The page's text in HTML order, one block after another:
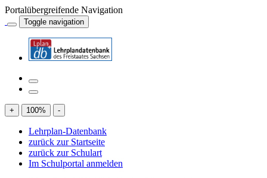
Portalübergreifende Navigation
Toggle navigation
+ 100% -
Lehrplan-Datenbank
zurück zur Startseite
zurück zur Schulart
Im Schulportal anmelden